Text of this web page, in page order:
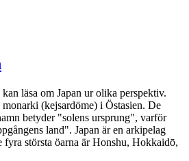
läsa om Japan ur olika perspektiv.
(kejsardöme) i Östasien. De
betyder "solens ursprung", varför
land". Japan är en arkipelag
fyra största öarna är Honshu, Hokkaidō,